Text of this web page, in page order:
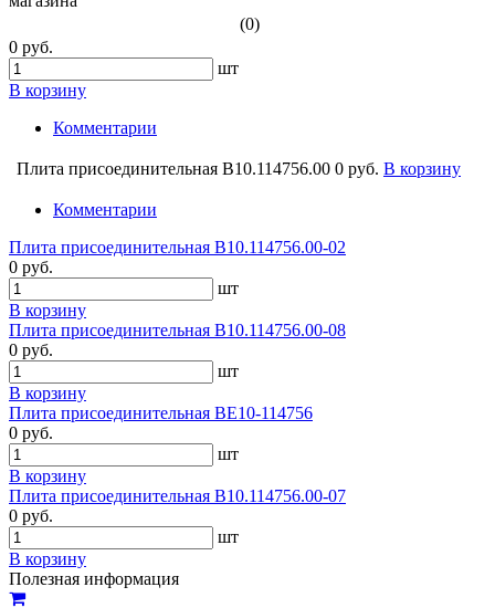
(0)
0 руб.
шт
В корзину
Комментарии
Плита присоединительная В10.114756.00 0 руб. В корзину
Комментарии
Плита присоединительная В10.114756.00-02
0 руб.
шт
В корзину
Плита присоединительная В10.114756.00-08
0 руб.
шт
В корзину
Плита присоединительная ВЕ10-114756
0 руб.
шт
В корзину
Плита присоединительная В10.114756.00-07
0 руб.
шт
В корзину
Полезная информация